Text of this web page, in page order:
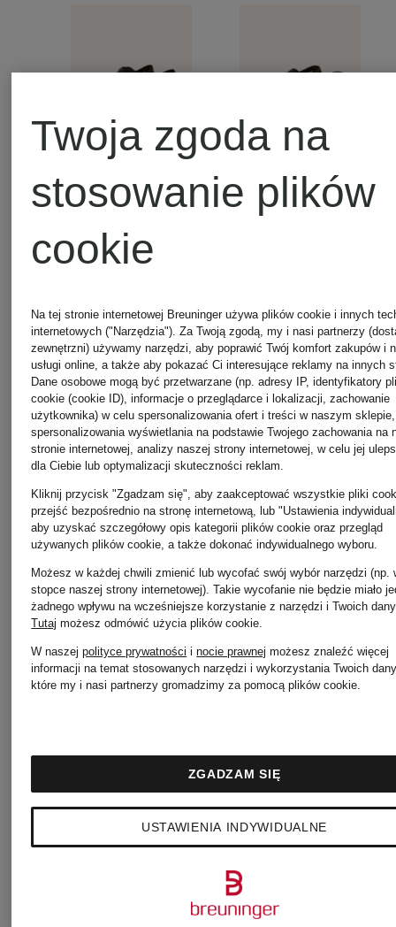
DOUCAL'S
Podwójne
monki
BASQUIAT
1 905 zł
+ rabat
Podwójne
monki
1 429
Najniższa
1 214,65 zł
Cena
1 859 zł
Twoja zgoda na
stosowanie plików
cookie
Na tej stronie internetowej Breuninger używa plików cookie i innych
internetowych ("Narzędzia"). Za Twoją zgodą, my i nasi partnerzy
zewnętrzni) używamy narzędzi, aby poprawić Twój komfort zakupów i
usługi online, a także aby pokazać Ci interesujące reklamy na innych
Dane osobowe mogą być przetwarzane (np. adresy IP, identyfikatory
cookie (cookie ID), informacje o przeglądarce i lokalizacji, zachowanie
użytkownika) w celu spersonalizowania ofert i treści w naszym sklepie,
spersonalizowania wyświetlania na podstawie Twojego zachowania na
stronie internetowej, analizy naszej strony internetowej, w celu jej
dla Ciebie lub optymalizacji skuteczności reklam.
Kliknij przycisk "Zgadzam się", aby zaakceptować wszystkie pliki
przejść bezpośrednio na stronę internetową, lub "Ustawienia
aby uzyskać szczegółowy opis kategorii plików cookie oraz przegląd
używanych plików cookie, a także dokonać indywidualnego wyboru.
Możesz w każdej chwili zmienić lub wycofać swój wybór narzędzi (np.
stopce naszej strony internetowej). Takie wycofanie nie będzie miało
żadnego wpływu na wcześniejsze korzystanie z narzędzi i Twoich
Tutaj możesz odmówić użycia plików cookie.
W naszejpolityce prywatności inocie prawnej możesz znaleźć więcej
informacji na temat stosowanych narzędzi i wykorzystania Twoich
które my i nasi partnerzy gromadzimy za pomocą plików cookie.
USTAWIENIA INDYWIDUALNE
ZGADZAM SIĘ